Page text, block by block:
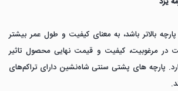
بالاتر باشد، به معنای کیفیت و طول عمر بیشتر
در مرغوبیت، کیفیت و قیمت نهایی محصول تاثیر
پارچه های پشتی سنتی شاه‌نشین دارای تراکم‌های